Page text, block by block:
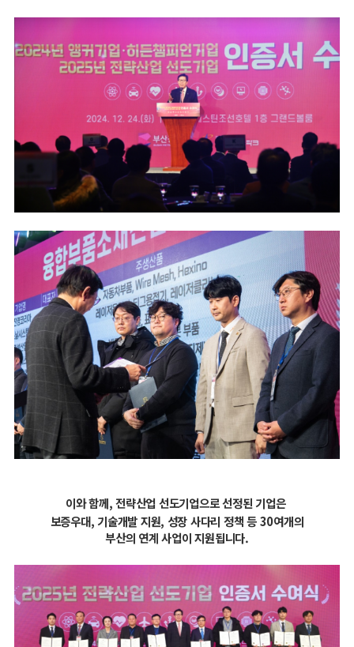
이와 함께, 전략산업 선도기업으로 선정된 기업은
보증우대, 기술개발 지원, 성장 사다리 정책 등30여개의
부산의 연계 사업이 지원됩니다.